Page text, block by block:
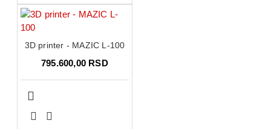
Visoka cvrstoca na pritisak i savijanje
3D printer - MAZIC L-100
795.600,00 RSD